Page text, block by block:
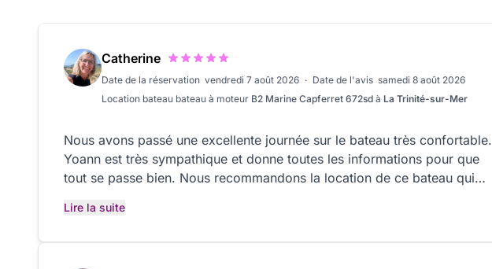
Catherine
Date de la réservation vendredi 7 août 2026 · Date de l'avis samedi 8 août 2026
Location bateau bateau à moteur B2 Marine Capferret 672sd à La Trinité-sur-Mer
Nous avons passé une excellente journée sur le bateau très confortable.
Yoann est très sympathique et donne toutes les informations pour que
tout se passe bien. Nous recommandons la location de ce bateau qui
ainsi que la côte bretonne . La plage avant donne tout le confort pour
Lire la suite